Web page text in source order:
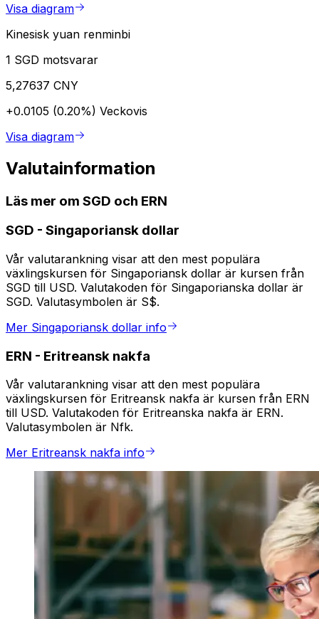
Visa diagram
Kinesisk yuan renminbi
1 SGD motsvarar
5,27637 CNY
+0.0105 (0.20%) Veckovis
Visa diagram
Valutainformation
Läs mer om SGD och ERN
SGD - Singaporiansk dollar
Vår valutarankning visar att den mest populära
växlingskursen för Singaporiansk dollar är kursen från
SGD till USD. Valutakoden för Singaporianska dollar är
SGD. Valutasymbolen är S$.
Mer Singaporiansk dollar info
ERN - Eritreansk nakfa
Vår valutarankning visar att den mest populära
växlingskursen för Eritreansk nakfa är kursen från ERN
till USD. Valutakoden för Eritreanska nakfa är ERN.
Valutasymbolen är Nfk.
Mer Eritreansk nakfa info